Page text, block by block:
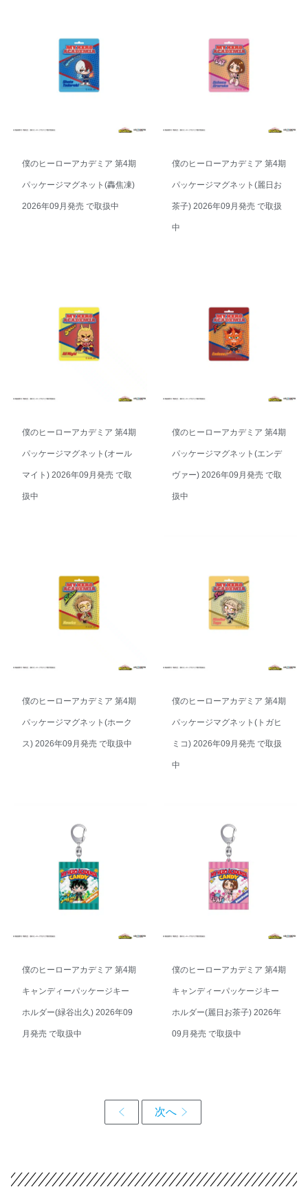
僕のヒーローアカデミア 第4期
パッケージマグネット(轟焦凍)
2026年09月発売 で取扱中
僕のヒーローアカデミア 第4期
パッケージマグネット(麗日お
茶子) 2026年09月発売 で取扱
中
僕のヒーローアカデミア 第4期
パッケージマグネット(オール
マイト) 2026年09月発売 で取
扱中
僕のヒーローアカデミア 第4期
パッケージマグネット(エンデ
ヴァー) 2026年09月発売 で取
扱中
僕のヒーローアカデミア 第4期
パッケージマグネット(ホーク
ス) 2026年09月発売 で取扱中
僕のヒーローアカデミア 第4期
パッケージマグネット(トガヒ
ミコ) 2026年09月発売 で取扱
中
僕のヒーローアカデミア 第4期
キャンディーパッケージキー
ホルダー(緑谷出久) 2026年09
月発売 で取扱中
僕のヒーローアカデミア 第4期
キャンディーパッケージキー
ホルダー(麗日お茶子) 2026年
09月発売 で取扱中